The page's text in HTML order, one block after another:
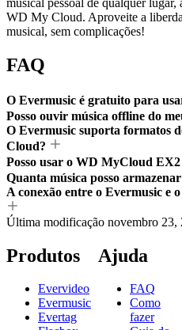
WD My Cloud. Aproveite a
musical, sem complicações!
FAQ
O Evermusic é gratuito para
Posso ouvir música offline do
O Evermusic suporta formatos
Cloud?
Posso usar o WD MyCloud
Quanta música posso
A conexão entre o Evermusic e
Última modificação novembro 23,
Produtos
Evervideo
Evermusic
Evertag
Ajuda
FAQ
Como
fazer